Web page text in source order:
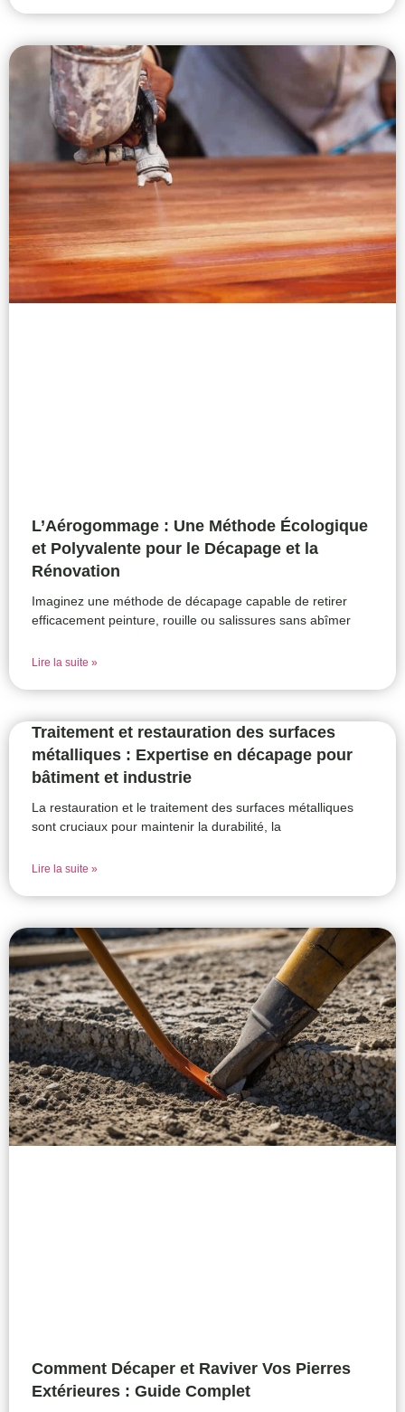
L’Aérogommage : Une Méthode Écologique
et Polyvalente pour le Décapage et la
Rénovation
Imaginez une méthode de décapage capable de retirer
efficacement peinture, rouille ou salissures sans abîmer
Lire la suite »
Traitement et restauration des surfaces
métalliques : Expertise en décapage pour
bâtiment et industrie
La restauration et le traitement des surfaces métalliques
sont cruciaux pour maintenir la durabilité, la
Lire la suite »
Comment Décaper et Raviver Vos Pierres
Extérieures : Guide Complet